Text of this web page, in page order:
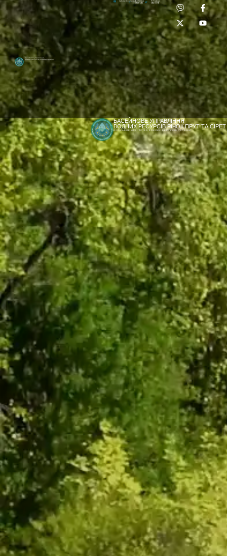
[newyear_garland]
Басейнове управління
водних ресурсів річок Прут та Сірет
Лабораторія:
(0372) 53-92-00
dpbuvr@dpbuvr.gov.uaПриймальня:
(0372) 51-14-56
БАСЕЙНОВЕ УПРАВЛІННЯ
ВОДНИХ РЕСУРСІВ РІЧОК ПРУТ ТА СІРЕТ
ДЕРЖАВНЕ АГЕНТСТВО ВОДНИХ РЕСУРСІВ УКРАЇНИ